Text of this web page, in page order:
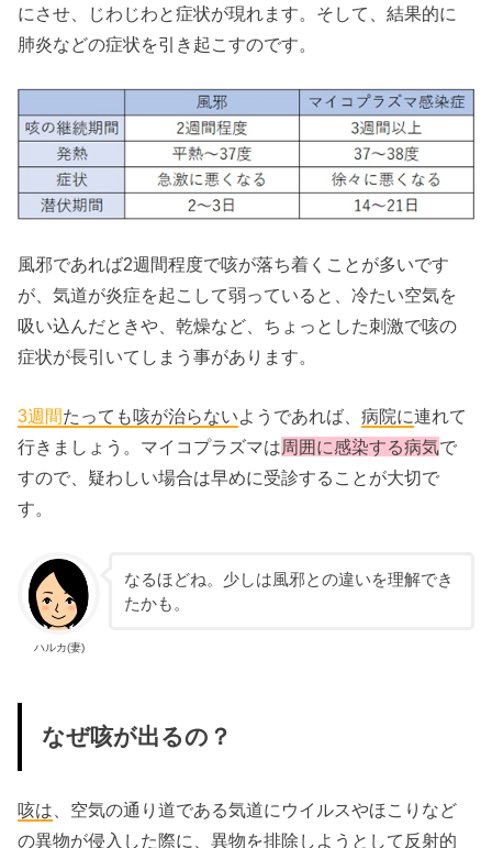
にさせ、じわじわと症状が現れます。そして、結果的に
肺炎などの症状を引き起こすのです。
風邪であれば2週間程度で咳が落ち着くことが多いです
が、気道が炎症を起こして弱っていると、冷たい空気を
吸い込んだときや、乾燥など、ちょっとした刺激で咳の
症状が長引いてしまう事があります。
3週間たっても咳が治らないようであれば、病院に連れて
行きましょう。マイコプラズマは周囲に感染する病気で
すので、疑わしい場合は早めに受診することが大切で
す。
ハルカ(妻)
なるほどね。少しは風邪との違いを理解でき
たかも。
なぜ咳が出るの？
咳は 、空気の通り道である気道にウイルスやほこりなど
の異物が侵入した際に、異物を排除 しようとして反射的